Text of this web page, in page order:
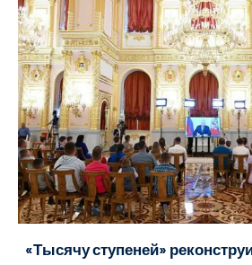
«Тысячу ступеней»